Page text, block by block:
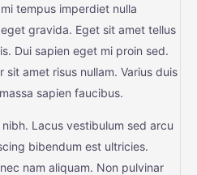
tempus imperdiet nulla
gravida. Eget sit amet tellus
Dui sapien eget mi proin sed.
amet risus nullam. Varius duis
sapien faucibus.
Lacus vestibulum sed arcu
bibendum est ultricies.
nam aliquam. Non pulvinar